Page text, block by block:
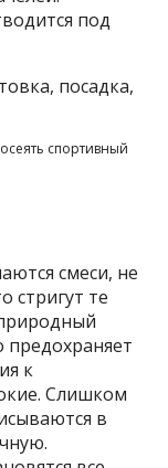
под
спортивный
смеси, не
стригут те
предохраняет
к
Слишком
в